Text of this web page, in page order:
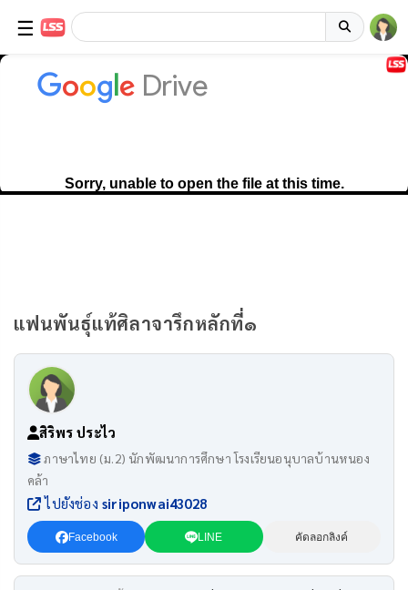
☰
แฟนพันธุ์แท้ศิลาจารึกหลักที่๑
สิริพร ประไว
ภาษาไทย (ม.2) นักพัฒนาการศึกษา โรงเรียนอนุบาลบ้านหนอง
คล้า
ไปยังช่องsiriponwai43028
Facebook LINE คัดลอกลิงค์